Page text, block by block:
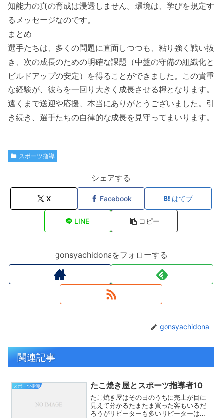
知能力の真の育成は浸透しません。環境は、学びを規定す
るメッセージなのです。
まとめ
選手たちは、多くの問題に直面しつつも、粘り強く戦い抜
き、次の成長のための明確な課題（中盤の守備の組織化と
ビルドアップの安定）を得ることができました。この貴重
な経験が、彼らを一回り大きく成長させる糧となります。
遠くまで送迎や応援、本当にありがとうございました。引
き続き、選手たちの自律的な成長を見守ってまいります。
スポーツ指導
シェアする
X Facebook はてブ
LINE コピー
gonsyachidonaをフォローする
gonsyachidona
関連記事
スポーツ指導 たこ焼き屋とスポーツ指導者10
たこ焼き屋はその日のうちに売上が目に
見えて分かるたまたま買った客もいるだ
ろうがリピーターも多いリピーターはよ